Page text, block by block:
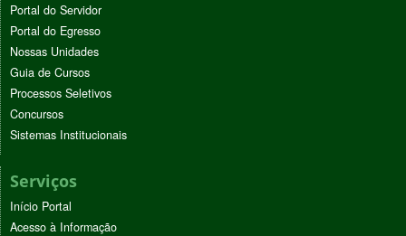
Portal do Servidor
Portal do Egresso
Nossas Unidades
Guia de Cursos
Processos Seletivos
Concursos
Sistemas Institucionais
Serviços
Início Portal
Acesso à Informação